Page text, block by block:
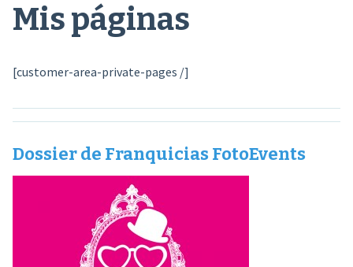
Mis páginas
[customer-area-private-pages /]
Dossier de Franquicias FotoEvents